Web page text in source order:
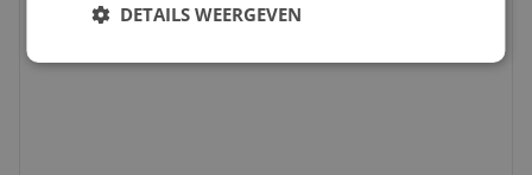
DETAILS WEERGEVEN